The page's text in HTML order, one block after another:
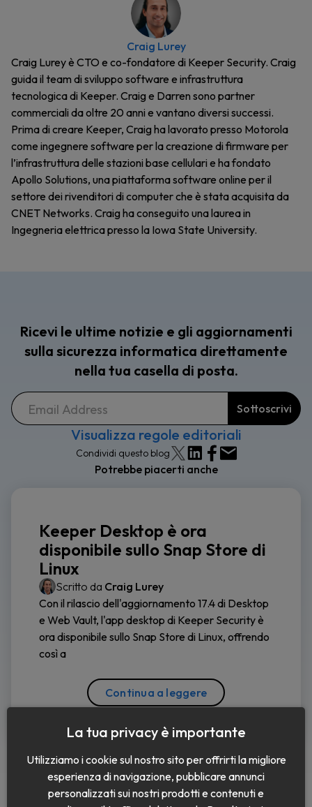
Craig Lurey
Craig Lurey è CTO e co-fondatore di Keeper Security. Craig
guida il team di sviluppo software e infrastruttura
tecnologica di Keeper. Craig e Darren sono partner
commerciali da oltre 20 anni e vantano diversi successi.
Prima di creare Keeper, Craig ha lavorato presso Motorola
come ingegnere software per la creazione di firmware per
l’infrastruttura delle stazioni base cellulari e ha fondato
Apollo Solutions, una piattaforma software online per il
settore dei rivenditori di computer che è stata acquisita da
CNET Networks. Craig ha conseguito una laurea in
Ingegneria elettrica presso la Iowa State University.
Ricevi le ultime notizie e gli aggiornamenti
sulla sicurezza informatica direttamente
nella tua casella di posta.
Visualizza regole editoriali
Condividi questo blog
Potrebbe piacerti anche
Keeper Desktop è ora
disponibile sullo Snap Store di
Linux
Scritto da Craig Lurey
Con il rilascio dell'aggiornamento 17.4 di Desktop
e Web Vault, l'app desktop di Keeper Security è
ora disponibile sullo Snap Store di Linux, offrendo
così a
Continua a leggere
La tua privacy è importante
Utilizziamo i cookie sul nostro sito per offrirti la migliore
esperienza di navigazione, pubblicare annunci
personalizzati sui nostri prodotti e contenuti e